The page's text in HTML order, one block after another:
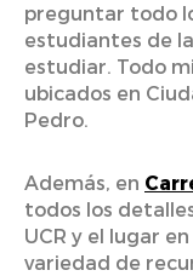
preguntar todo
estudiantes de
estudiar. Todo
ubicados en
Pedro.
Además, en
todos los
UCR y el lugar
variedad de